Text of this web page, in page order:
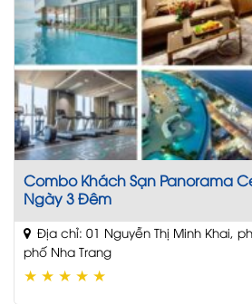
Combo Khách Sạn Panorama
Ngày 3 Đêm
Địa chỉ: 01 Nguyễn Thị Minh Khai,
phố Nha Trang
★ ★ ★ ★ ★